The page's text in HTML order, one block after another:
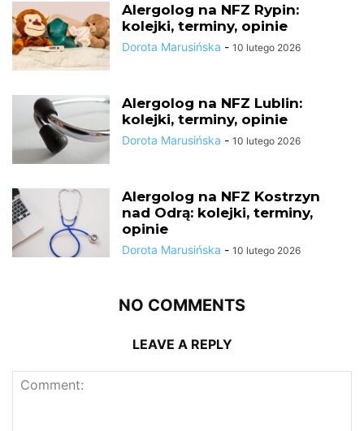
Alergolog na NFZ Rypin:
kolejki, terminy, opinie
Dorota Marusińska - 10 lutego 2026
Alergolog na NFZ Lublin:
kolejki, terminy, opinie
Dorota Marusińska - 10 lutego 2026
Alergolog na NFZ Kostrzyn
nad Odrą: kolejki, terminy,
opinie
Dorota Marusińska - 10 lutego 2026
NO COMMENTS
LEAVE A REPLY